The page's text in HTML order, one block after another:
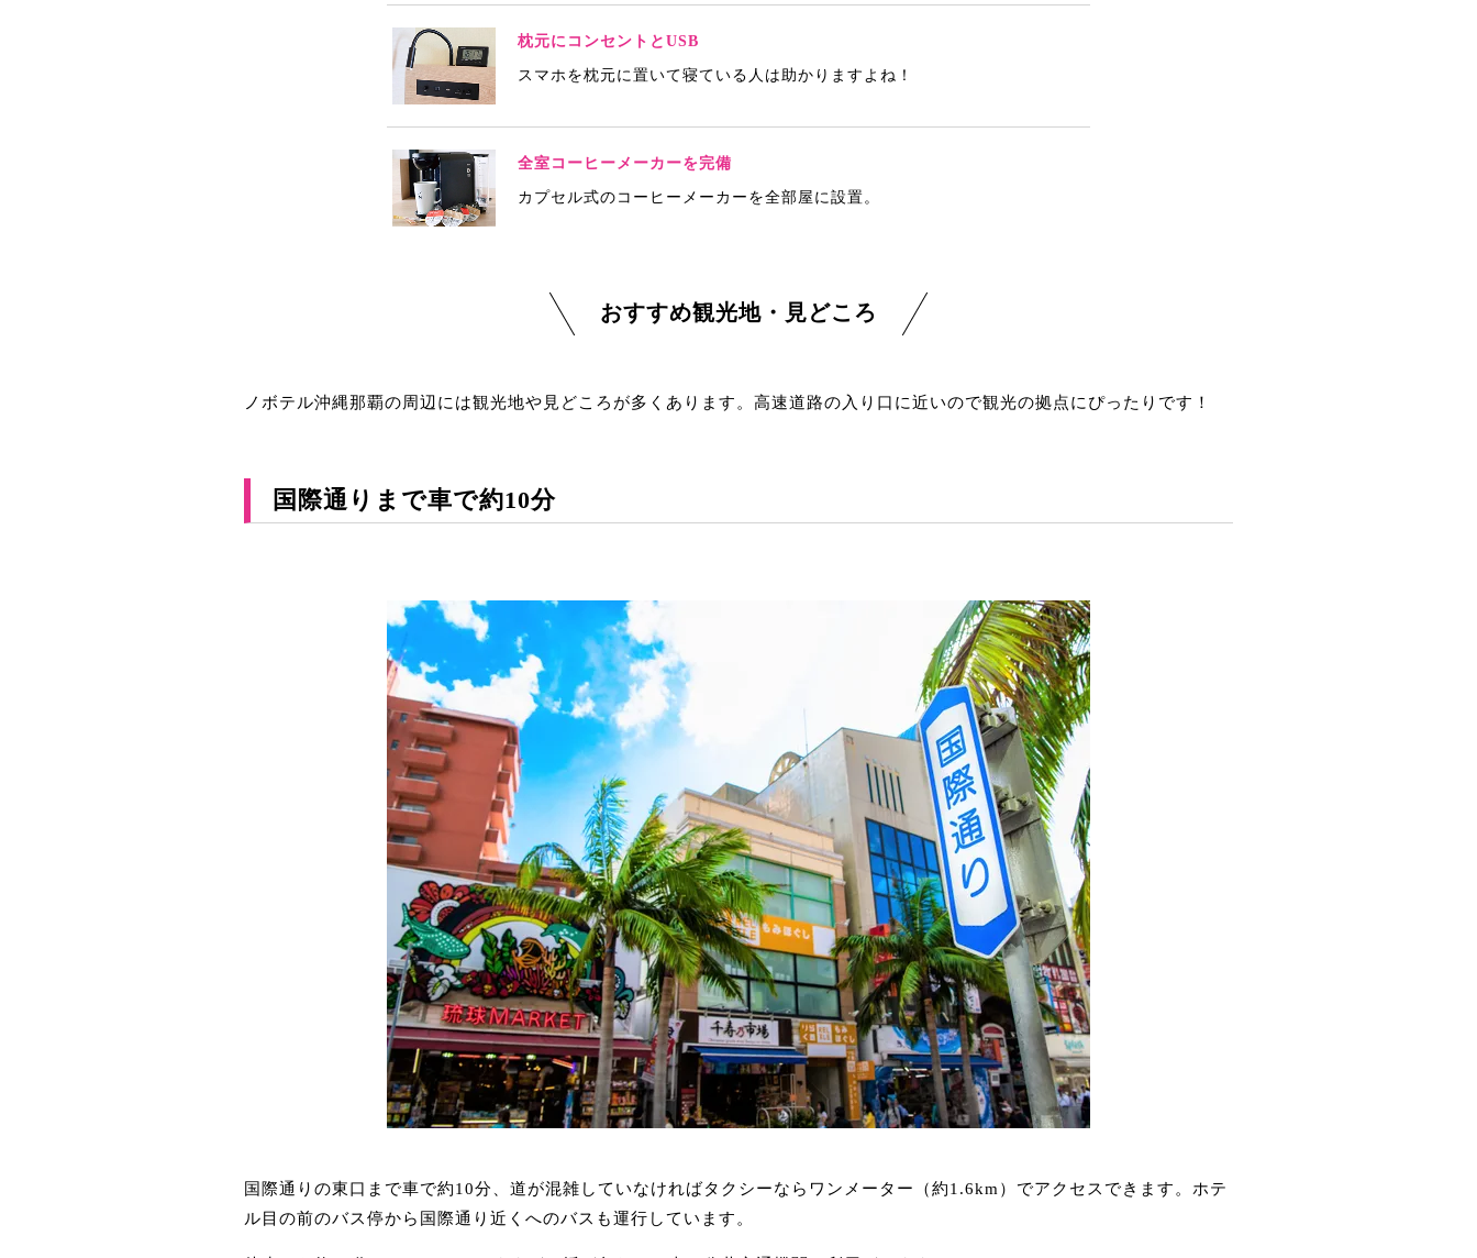
枕元にコンセントとUSB
スマホを枕元に置いて寝ている人は助かりますよね！
全室コーヒーメーカーを完備
カプセル式のコーヒーメーカーを全部屋に設置。
おすすめ観光地・見どころ
ノボテル沖縄那覇の周辺には観光地や見どころが多くあります。高速道路の入り口に近いので観光の拠点にぴったりです！
国際通りまで車で約10分
国際通りの東口まで車で約10分、道が混雑していなければタクシーならワンメーター（約1.6km）でアクセスできます。ホテ
ル目の前のバス停から国際通り近くへのバスも運行しています。